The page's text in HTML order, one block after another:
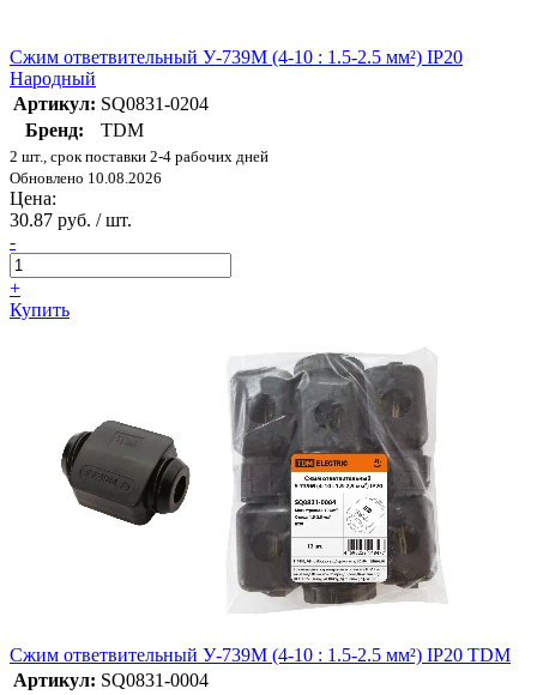
Сжим ответвительный У-739М (4-10 : 1.5-2.5 мм²) IP20
Народный
Артикул: SQ0831-0204
Бренд:
TDM
2 шт., срок поставки 2-4 рабочих дней
Обновлено 10.08.2026
Цена:
30.87 руб. / шт.
-
+
Купить
Сжим ответвительный У-739М (4-10 : 1.5-2.5 мм²) IP20 TDM
Артикул: SQ0831-0004